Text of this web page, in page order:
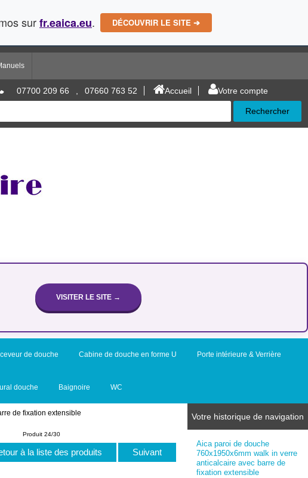
surfr.eaica.eu. DÉCOUVRIR LE SITE ➔
07700 209 66 07660 763 52 Accueil Votre compte
VISITER LE SITE →
de douche Cabine de douche en forme U Porte intérieure & Verrière
douche Baignoire WC
de fixation extensible
Produit 24/30
à la liste des produits Suivant
Votre historique de navigation
Aica paroi de douche
760x1950x6mm walk in verre
anticalcaire avec barre de
fixation extensible